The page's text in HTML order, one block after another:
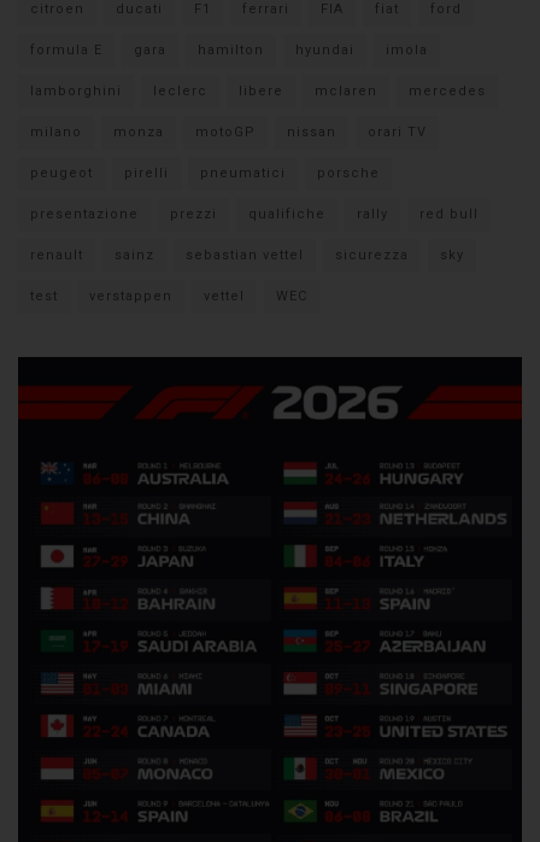
citroen ducati F1 ferrari FIA fiat ford
formula E gara hamilton hyundai imola
lamborghini leclerc libere mclaren mercedes
milano monza motoGP nissan orari TV
peugeot pirelli pneumatici porsche
presentazione prezzi qualifiche rally red bull
renault sainz sebastian vettel sicurezza sky
test verstappen vettel WEC